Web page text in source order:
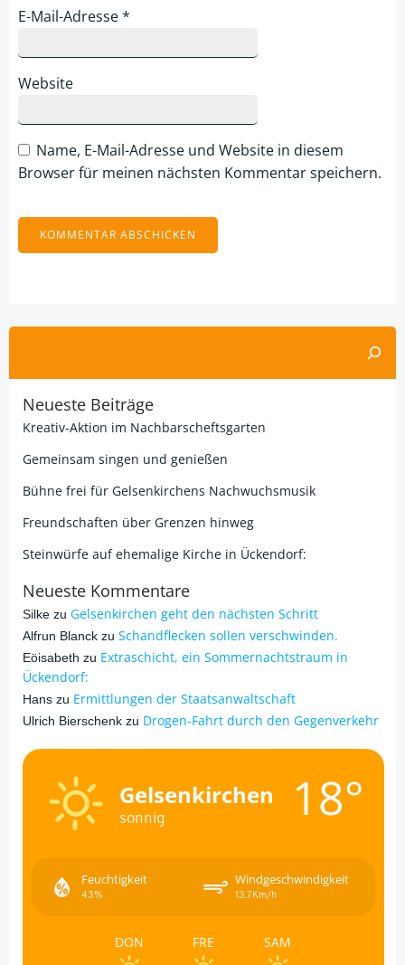
E-Mail-Adresse*
Website
Name, E-Mail-Adresse und Website in diesem
Browser für meinen nächsten Kommentar speichern.
Neueste Beiträge
Kreativ-Aktion im Nachbarscheftsgarten
Gemeinsam singen und genießen
Bühne frei für Gelsenkirchens Nachwuchsmusik
Freundschaften über Grenzen hinweg
Steinwürfe auf ehemalige Kirche in Ückendorf:
Neueste Kommentare
Silke zu Gelsenkirchen geht den nächsten Schritt
Alfrun Blanck zu Schandflecken sollen verschwinden.
Eöisabeth zu Extraschicht, ein Sommernachtstraum in
Ückendorf:
Hans zu Ermittlungen der Staatsanwaltschaft
Ulrich Bierschenk zu Drogen-Fahrt durch den Gegenverkehr
Gelsenkirchen
sonnig 18°
Feuchtigkeit
43%
Windgeschwindigkeit
13.7Km/h
DON FRE SAM